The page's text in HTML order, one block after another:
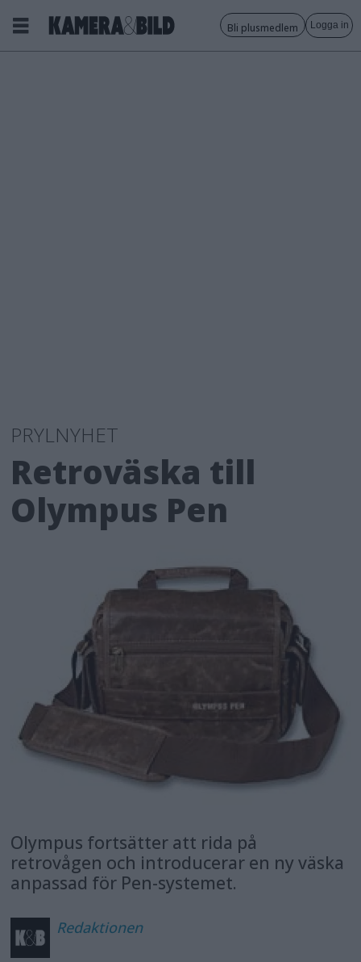
Bli plusmedlem Logga in
PRYLNYHET
Retroväska till
Olympus Pen
Olympus fortsätter att rida på
retrovågen och introducerar en ny väska
anpassad för Pen-systemet.
Redaktionen